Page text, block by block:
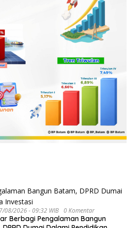
08/2026 - 09:32 WIB 0 Komentar
Berbagi Pengalaman Bangun